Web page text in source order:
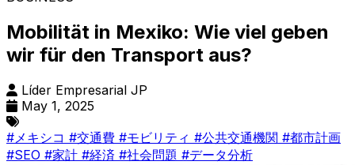
Mobilität in Mexiko: Wie viel geben
wir für den Transport aus?
Líder Empresarial JP
May 1, 2025
#メキシコ #交通費 #モビリティ #公共交通機関 #都市計画
#SEO #家計 #経済 #社会問題 #データ分析